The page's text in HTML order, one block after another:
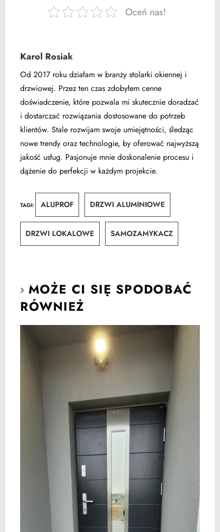
Oceń nas!
Karol Rosiak
Od 2017 roku działam w branży stolarki okiennej i
drzwiowej. Przez ten czas zdobyłem cenne
doświadczenie, które pozwala mi skutecznie doradzać
i dostarczać rozwiązania dostosowane do potrzeb
klientów. Stale rozwijam swoje umiejętności, śledząc
nowe trendy oraz technologie, by oferować najwyższą
jakość usług. Pasjonuje mnie doskonalenie procesu i
dążenie do perfekcji w każdym projekcie.
TAGI: ALUPROF DRZWI ALUMINIOWE
DRZWI LOKALOWE SAMOZAMYKACZ
MOŻE CI SIĘ SPODOBAĆ
RÓWNIEŻ